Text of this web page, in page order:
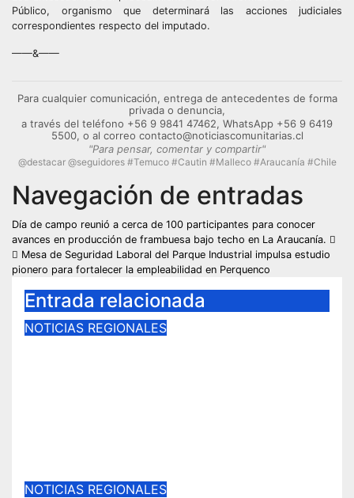
Público, organismo que determinará las acciones judiciales
correspondientes respecto del imputado.
——&——
Para cualquier comunicación, entrega de antecedentes de forma
privada o denuncia,
a través del teléfono +56 9 9841 47462, WhatsApp +56 9 6419
5500, o al correo contacto@noticiascomunitarias.cl
"Para pensar, comentar y compartir"
@destacar @seguidores #Temuco #Cautin #Malleco #Araucanía #Chile
Navegación de entradas
Día de campo reunió a cerca de 100 participantes para conocer
avances en producción de frambuesa bajo techo en La Araucanía.
Mesa de Seguridad Laboral del Parque Industrial impulsa estudio
pionero para fortalecer la empleabilidad en Perquenco
Entrada relacionada
NOTICIAS REGIONALES
NOTICIAS REGIONALES